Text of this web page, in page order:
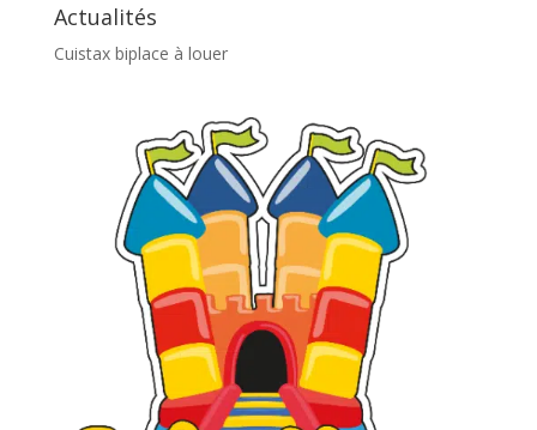
Actualités
Cuistax biplace à louer